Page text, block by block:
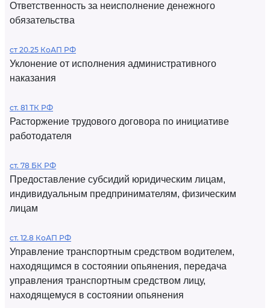
Ответственность за неисполнение денежного
обязательства
ст 20.25 КоАП РФ
Уклонение от исполнения административного
наказания
ст. 81 ТК РФ
Расторжение трудового договора по инициативе
работодателя
ст. 78 БК РФ
Предоставление субсидий юридическим лицам,
индивидуальным предпринимателям, физическим
лицам
ст. 12.8 КоАП РФ
Управление транспортным средством водителем,
находящимся в состоянии опьянения, передача
управления транспортным средством лицу,
находящемуся в состоянии опьянения